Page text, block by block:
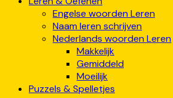
Engelse woorden Leren
Naam leren schrijven
Nederlands woorden Leren
Makkelijk
Gemiddeld
Moeilijk
Puzzels & Spelletjes